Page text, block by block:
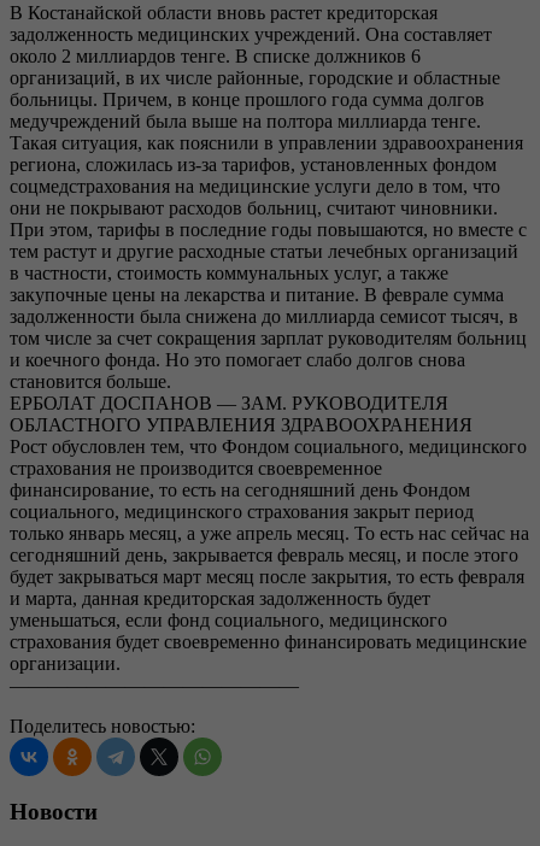
В Костанайской области вновь растет кредиторская
задолженность медицинских учреждений. Она составляет
около 2 миллиардов тенге. В списке должников 6
организаций, в их числе районные, городские и областные
больницы. Причем, в конце прошлого года сумма долгов
медучреждений была выше на полтора миллиарда тенге.
Такая ситуация, как пояснили в управлении здравоохранения
региона, сложилась из-за тарифов, установленных фондом
соцмедстрахования на медицинские услуги дело в том, что
они не покрывают расходов больниц, считают чиновники.
При этом, тарифы в последние годы повышаются, но вместе с
тем растут и другие расходные статьи лечебных организаций
в частности, стоимость коммунальных услуг, а также
закупочные цены на лекарства и питание. В феврале сумма
задолженности была снижена до миллиарда семисот тысяч, в
том числе за счет сокращения зарплат руководителям больниц
и коечного фонда. Но это помогает слабо долгов снова
становится больше.
ЕРБОЛАТ ДОСПАНОВ — ЗАМ. РУКОВОДИТЕЛЯ
ОБЛАСТНОГО УПРАВЛЕНИЯ ЗДРАВООХРАНЕНИЯ
Рост обусловлен тем, что Фондом социального, медицинского
страхования не производится своевременное
финансирование, то есть на сегодняшний день Фондом
социального, медицинского страхования закрыт период
только январь месяц, а уже апрель месяц. То есть нас сейчас на
сегодняшний день, закрывается февраль месяц, и после этого
будет закрываться март месяц после закрытия, то есть февраля
и марта, данная кредиторская задолженность будет
уменьшаться, если фонд социального, медицинского
страхования будет своевременно финансировать медицинские
организации.
———————————————
Поделитесь новостью:
Новости